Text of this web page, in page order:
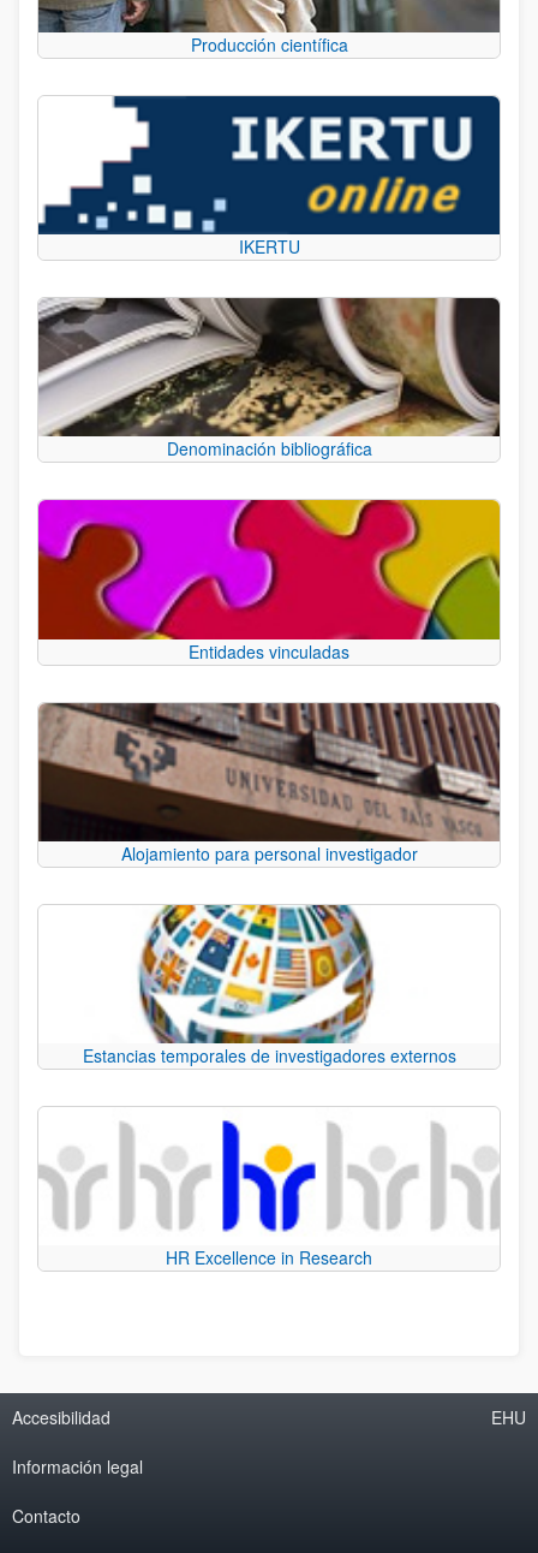
Producción científica
IKERTU
Denominación bibliográfica
Entidades vinculadas
Alojamiento para personal investigador
Estancias temporales de investigadores externos
HR Excellence in Research
Accesibilidad
Información legal
Contacto
EHU